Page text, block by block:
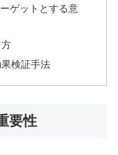
ゲットとする意
検証手法
要性